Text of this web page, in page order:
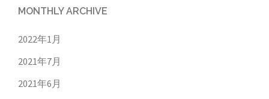
MONTHLY ARCHIVE
2022年1月
2021年7月
2021年6月